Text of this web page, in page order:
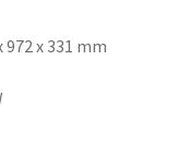
972 x 331 mm